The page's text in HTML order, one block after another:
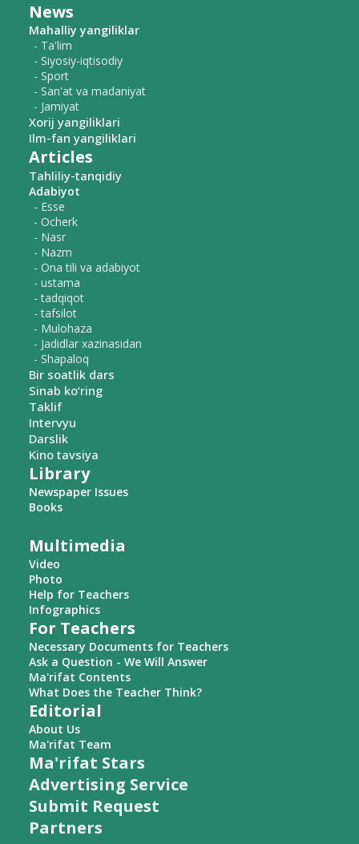
News
Mahalliy yangiliklar
- Ta'lim
- Siyosiy-iqtisodiy
- Sport
- San'at va madaniyat
- Jamiyat
Xorij yangiliklari
Ilm-fan yangiliklari
Articles
Tahliliy-tanqidiy
Adabiyot
- Esse
- Ocherk
- Nasr
- Nazm
- Ona tili va adabiyot
- ustama
- tadqiqot
- tafsilot
- Mulohaza
- Jadidlar xazinasidan
- Shapaloq
Bir soatlik dars
Sinab ko‘ring
Taklif
Intervyu
Darslik
Kino tavsiya
Library
Newspaper Issues
Books
Multimedia
Video
Photo
Help for Teachers
Infographics
For Teachers
Necessary Documents for Teachers
Ask a Question - We Will Answer
Ma'rifat Contents
What Does the Teacher Think?
Editorial
About Us
Ma'rifat Team
Ma'rifat Stars
Advertising Service
Submit Request
Partners